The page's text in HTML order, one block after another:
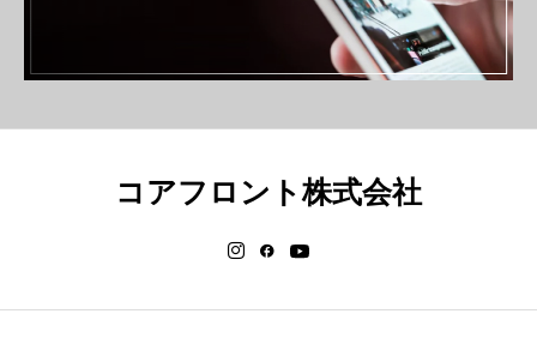
コアフロント株式会社